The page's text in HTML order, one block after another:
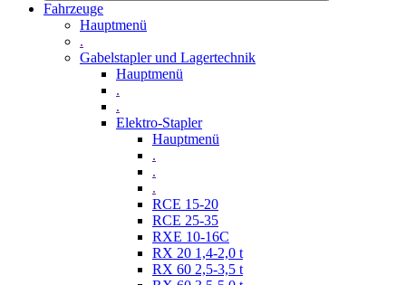
Fahrzeuge
Hauptmenü
.
Gabelstapler und Lagertechnik
Hauptmenü
.
.
Elektro-Stapler
Hauptmenü
.
.
.
RCE 15-20
RCE 25-35
RXE 10-16C
RX 20 1,4-2,0 t
RX 60 2,5-3,5 t